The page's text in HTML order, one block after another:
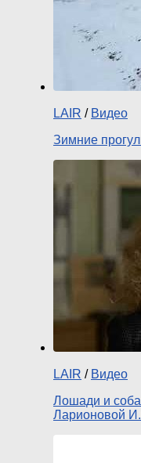
LAIR / Видео
Зимние
LAIR / Видео
Лошади и
Ларионовой